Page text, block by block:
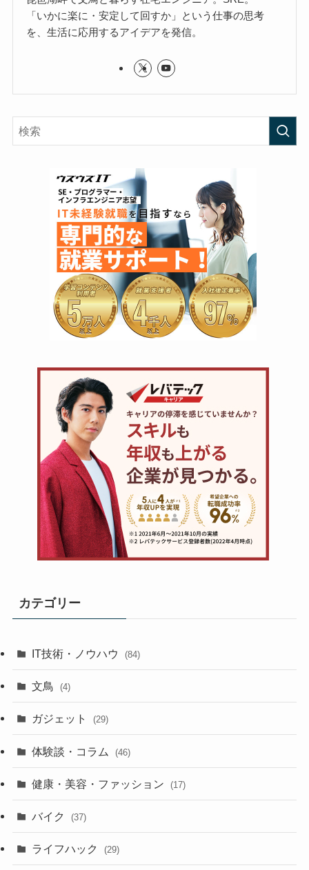
「いかに楽に・安定して回すか」という仕事の思考
を、生活に応用するアイデアを発信。
カテゴリー
IT技術・ノウハウ (84)
文鳥 (4)
ガジェット (29)
体験談・コラム (46)
健康・美容・ファッション (17)
バイク (37)
ライフハック (29)